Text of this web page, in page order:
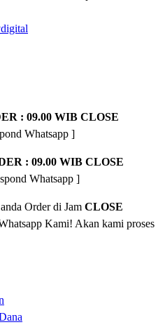
: 09.00 WIB CLOSE
Whatsapp ]
: 09.00 WIB CLOSE
Whatsapp ]
Order di Jam CLOSE
Kami! Akan kami proses